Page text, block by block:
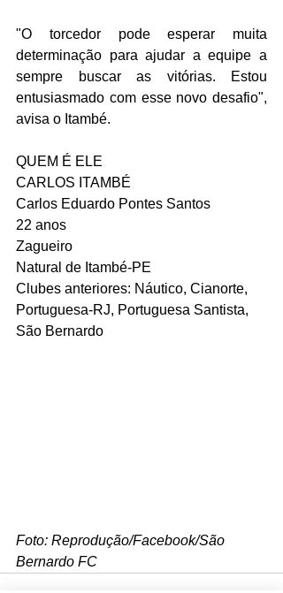
"O torcedor pode esperar muita
determinação para ajudar a equipe a
sempre buscar as vitórias. Estou
entusiasmado com esse novo desafio",
avisa o Itambé.
QUEM É ELE
CARLOS ITAMBÉ
Carlos Eduardo Pontes Santos
22 anos
Zagueiro
Natural de Itambé-PE
Clubes anteriores: Náutico, Cianorte,
Portuguesa-RJ, Portuguesa Santista,
São Bernardo
Foto: Reprodução/Facebook/São
Bernardo FC